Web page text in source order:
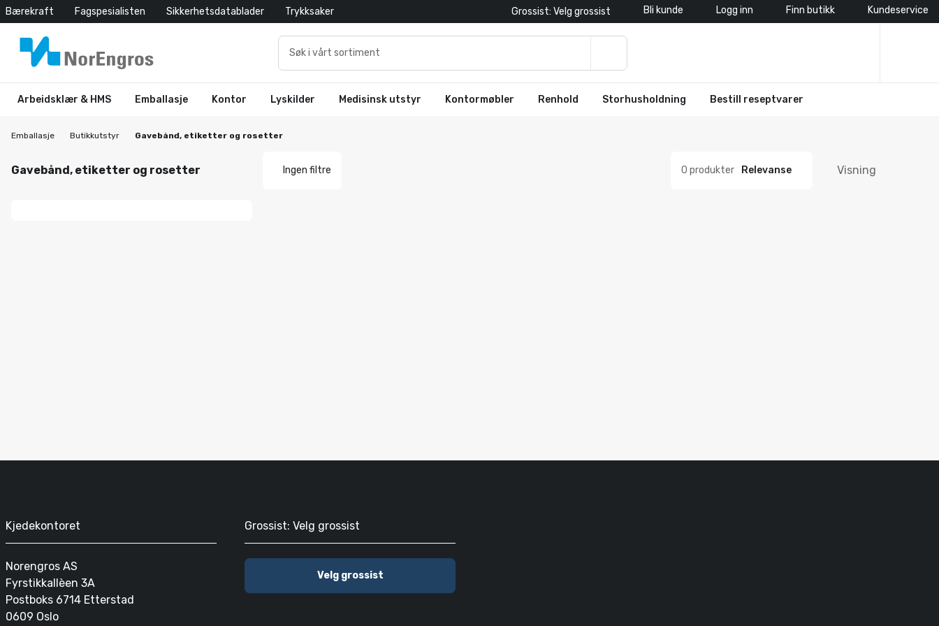
Bærekraft Fagspesialisten Sikkerhetsdatablader Trykksaker Grossist: Velg grossist Bli kunde Logg inn Finn butikk Kundeservice
Arbeidsklær & HMS Emballasje Kontor Lyskilder Medisinsk utstyr Kontormøbler Renhold Storhusholdning Bestill reseptvarer
Emballasje Butikkutstyr Gavebånd, etiketter og rosetter
Gavebånd, etiketter og rosetter Ingen filtre 0 produkter Relevanse Visning
Kjedekontoret
Norengros AS
Fyrstikkallèen 3A
Postboks 6714 Etterstad
0609 Oslo
Grossist: Velg grossist
Velg grossist